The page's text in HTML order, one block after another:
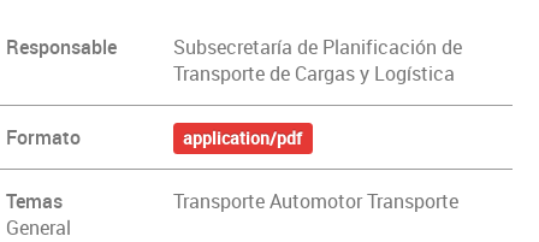
Responsable
Subsecretaría de Planificación de
Transporte de Cargas y Logística
Formato application/pdf
Temas
Transporte Automotor Transporte
General